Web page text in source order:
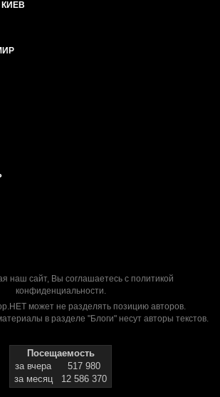
КИЕВ
наш сайт, Вы соглашаетесь с политикой
конфиденциальности.
может не разделять позицию авторов.
в разделе "Блоги" несут авторы текстов.
Посещаемость
за вчера
517 980
за месяц
12 586 370